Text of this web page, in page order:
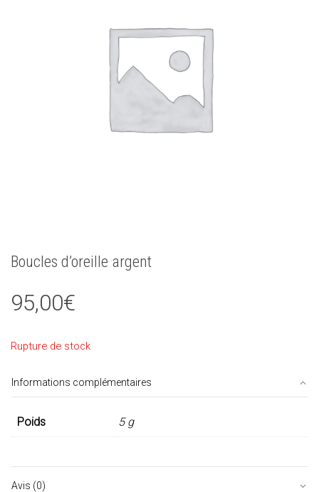
Boucles d’oreille argent
95,00€
Rupture de stock
Informations complémentaires
Poids 5 g
Avis (0)